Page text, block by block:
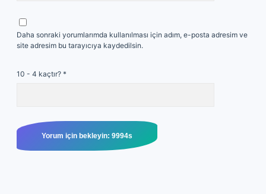
Daha sonraki yorumlarımda kullanılması için adım, e-posta adresim ve
site adresim bu tarayıcıya kaydedilsin.
10 - 4 kaçtır? *